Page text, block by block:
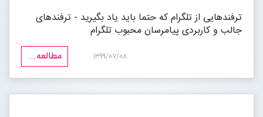
ترفندهایی از تلگرام که حتما باید یاد بگیرید - ترفندهای
جالب و کاربردی پیامرسان محبوب تلگرام
مطالعه...
1399/07/08